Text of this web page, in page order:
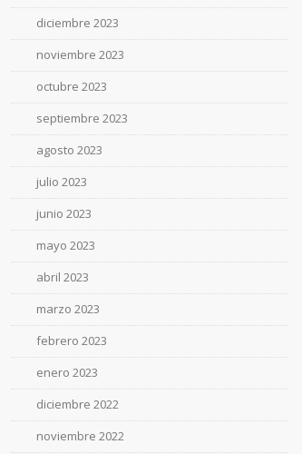
diciembre 2023
noviembre 2023
octubre 2023
septiembre 2023
agosto 2023
julio 2023
junio 2023
mayo 2023
abril 2023
marzo 2023
febrero 2023
enero 2023
diciembre 2022
noviembre 2022